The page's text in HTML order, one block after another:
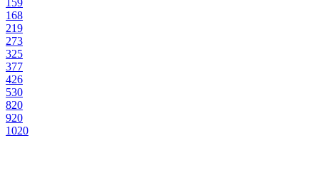
159
168
219
273
325
377
426
530
820
920
1020